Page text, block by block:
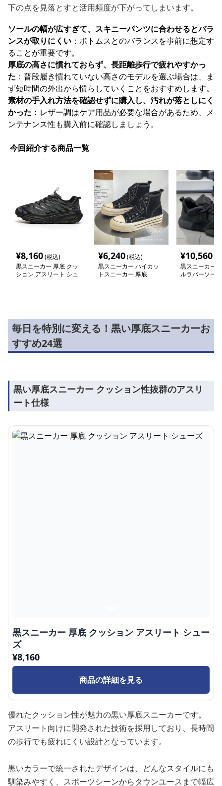
下の点を見落とすと活用頻度が下がってしまいます。
ソールの幅が広すぎて、スキニーパンツに合わせるとバラ
ンスが取りにくい ：ボトムスとのバランスを事前に想定す
ることが重要です。
厚底の高さに慣れておらず、長距離歩行で疲れやすかっ
た ：普段履き慣れていない高さのモデルを選ぶ場合は、ま
ず短時間の外出から慣らしていくことをおすすめします。
素材の手入れ方法を確認せずに購入し、汚れが落としにく
かった ：レザー調はケア用品が必要な場合があるため、メ
ンテナンス性も購入前に確認しましょう。
今回紹介する商品一覧
¥8,160(税込)
黒スニーカー 厚底 クッ
ション アスリート シュ
¥6,240(税込)
黒スニーカー ハイカッ
トスニーカー 厚底
¥10,560
黒スニーカー
ルラバーソー
毎日を特別に変える！黒い厚底スニーカーお
すすめ24選
黒い厚底スニーカー クッション性抜群のアスリ
ート仕様
黒スニーカー 厚底 クッション アスリート シュー
ズ
¥8,160
商品の詳細を見る
優れたクッション性が魅力の黒い厚底スニーカーです。
アスリート向けに開発された技術を採用しており、長時間
の歩行でも疲れにくい設計となっています。
黒いカラーで統一されたデザインは、どんなスタイルにも
馴染みやすく、スポーツシーンからタウンユースまで幅広